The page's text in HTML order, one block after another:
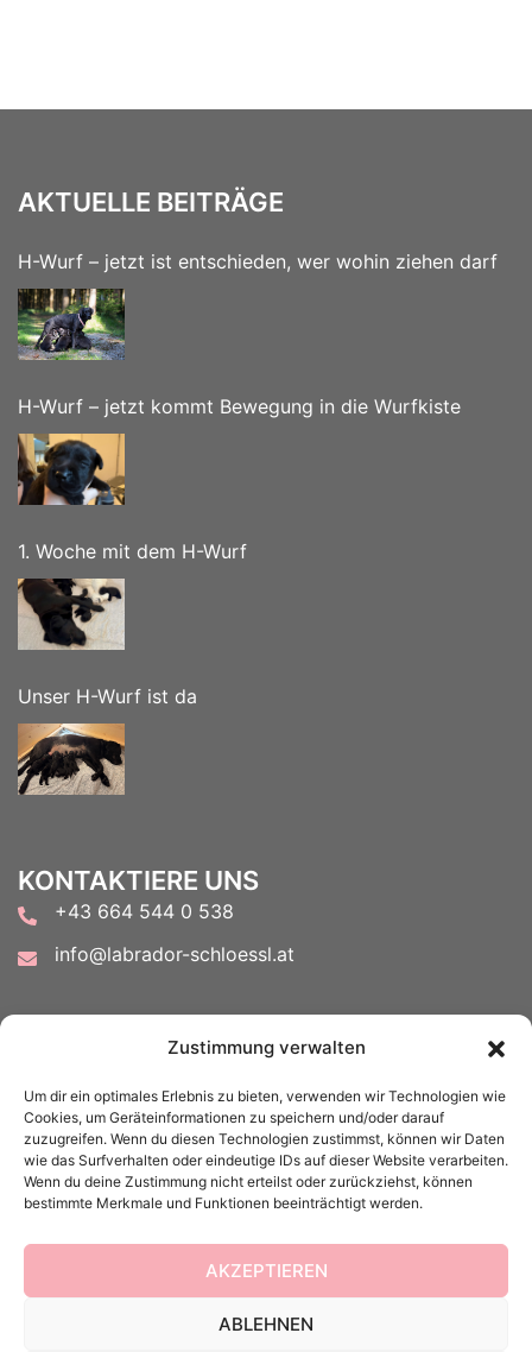
Zustimmung verwalten
Um dir ein optimales Erlebnis zu bieten, verwenden wir Technologien wie
Cookies, um Geräteinformationen zu speichern und/oder darauf
zuzugreifen. Wenn du diesen Technologien zustimmst, können wir Daten
wie das Surfverhalten oder eindeutige IDs auf dieser Website verarbeiten.
Wenn du deine Zustimmung nicht erteilst oder zurückziehst, können
bestimmte Merkmale und Funktionen beeinträchtigt werden.
AKZEPTIEREN
ABLEHNEN
AKTUELLE BEITRÄGE
H-Wurf – jetzt ist entschieden, wer wohin ziehen darf
H-Wurf – jetzt kommt Bewegung in die Wurfkiste
1. Woche mit dem H-Wurf
Unser H-Wurf ist da
KONTAKTIERE UNS
+43 664 544 0 538
info@labrador-schloessl.at
FOLGE UNS AUF
ACHTUNG:
vermehrt im Spam...also bitte auch euren Spam-Ordner
kontrollieren.